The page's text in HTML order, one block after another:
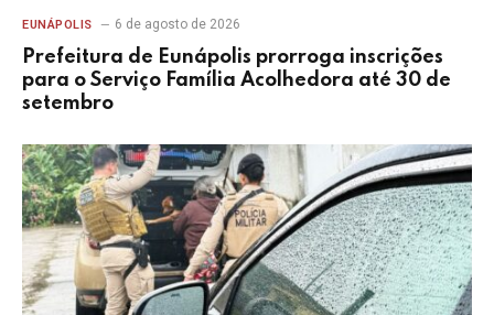
EUNÁPOLIS 6 de agosto de 2026
Prefeitura de Eunápolis prorroga inscrições
para o Serviço Família Acolhedora até 30 de
setembro